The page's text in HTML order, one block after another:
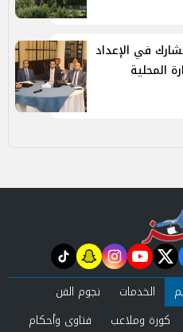
في الإعداد
المحلية
twitter
youtube
instagram
snapchat
tiktok
الخدمات
نجوم الفن
كورة وملاعب فتاوى وأحكام